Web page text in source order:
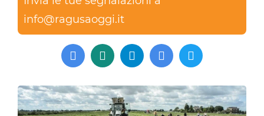
info@ragusaoggi.it